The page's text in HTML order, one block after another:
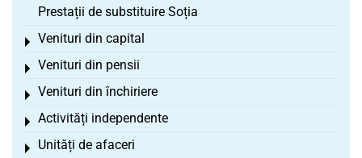
Prestații de substituire Soția
Venituri din capital
Toggle menu
Venituri din pensii
Toggle menu
Venituri din închiriere
Toggle menu
Activități independente
Toggle menu
Unități de afaceri
Toggle menu